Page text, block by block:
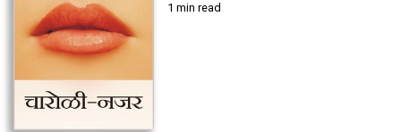
1 min read